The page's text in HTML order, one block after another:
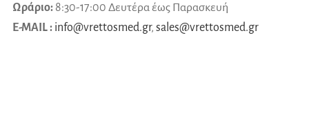
Ωράριο: 8:30-17:00 Δευτέρα έως Παρασκευή
E-MAIL : info@vrettosmed.gr, sales@vrettosmed.gr